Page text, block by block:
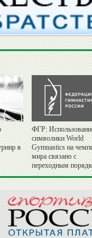
в
ФГР:
символики World
Gymnastics на
мира связано с
переходным